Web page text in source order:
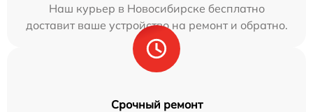
Наш курьер в Новосибирске бесплатно
доставит ваше устройство на ремонт и обратно.
Срочный ремонт